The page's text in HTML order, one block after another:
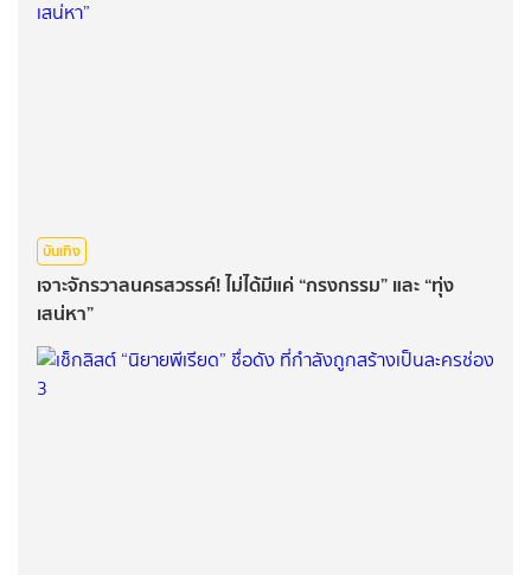
บันเทิง
เจาะจักรวาลนครสวรรค์! ไม่ได้มีแค่ “กรงกรรม” และ “ทุ่ง
เสน่หา”